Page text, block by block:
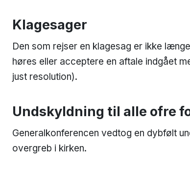
Klagesager
Den som rejser en klagesag er ikke
høres eller acceptere en aftale indgået
just resolution).
Undskyldning til alle ofre
Generalkonferencen vedtog en dybfølt
overgreb i kirken.